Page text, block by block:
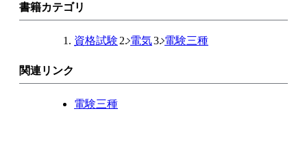
書籍カテゴリ
資格試験 電気 電験三種
関連リンク
電験三種